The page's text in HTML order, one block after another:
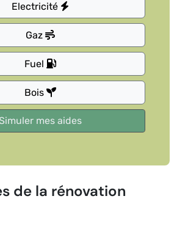
Electricité
Gaz
Fuel
Bois
de la rénovation